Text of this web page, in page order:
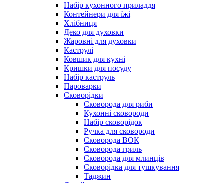
Набір кухонного приладдя
Контейнери для їжі
Хлібниця
Деко для духовки
Жаровні для духовки
Каструлі
Ковшик для кухні
Кришки для посуду
Набір каструль
Пароварки
Сковорідки
Сковорода для риби
Кухонні сковороди
Набір сковорідок
Ручка для сковороди
Сковорода ВОК
Сковорода гриль
Сковорода для млинців
Сковорідка для тушкування
Таджин